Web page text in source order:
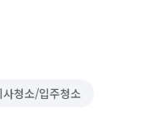
사청소/입주청소